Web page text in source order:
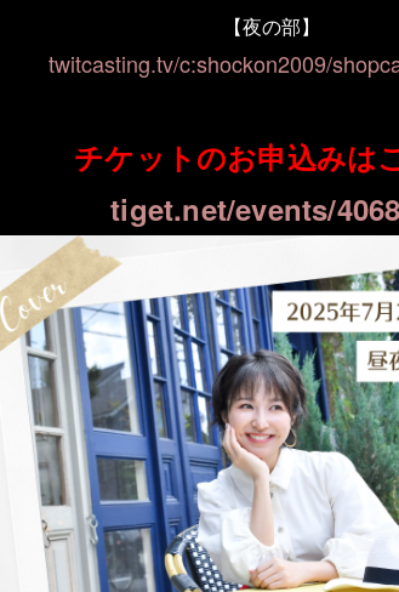
【夜の部】
twitcasting.tv/c:shockon2009/
チケットのお申込みは
tiget.net/events/